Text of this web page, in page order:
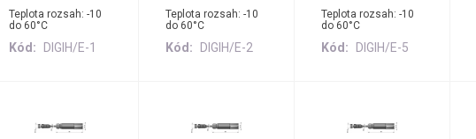
Teplota rozsah: -10
do 60°C
Kód DIGIH/E-1
Teplota rozsah: -10
do 60°C
Kód DIGIH/E-2
Teplota rozsah: -10
do 60°C
Kód DIGIH/E-5